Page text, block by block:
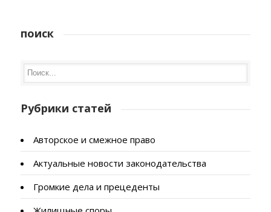
поиск
Рубрики статей
Авторское и смежное право
Актуальные новости законодательства
Громкие дела и прецеденты